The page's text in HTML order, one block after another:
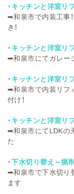
・キッチンと洋室リ
➡和泉市で内装工事
き！
・キッチンと洋室リ
➡和泉市にてガレー
・キッチンと洋室リ
➡和泉市で内装リフ
付け！
・キッチンと洋室リ
➡和泉市にてLDKの
た
・下水切り替え～掘
➡和泉市で下水切り
ます